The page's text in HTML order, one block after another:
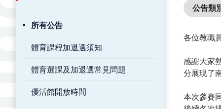
所有公告
體育課程加退選須知
體育選課及加退選常見問題
優活館開放時間
公告類
各位教職
感謝大家
分展現了
本次參賽